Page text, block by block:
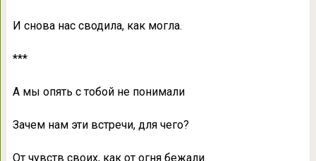
И снова нас сводила, как могла.
***
А мы опять с тобой не понимали
Зачем нам эти встречи, для чего?
От чувств своих, как от огня бежали.